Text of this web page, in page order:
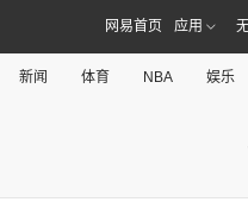
网易首页 应用
新闻 体育 NBA 娱乐